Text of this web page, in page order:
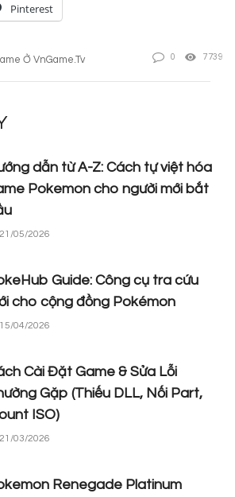
Pinterest
Ở VnGame.tv 0 7739
dẫn từ A-Z: Cách tự việt hóa
Pokemon cho người mới bắt
21/05/2026
Guide: Công cụ tra cứu
cho cộng đồng Pokémon
15/04/2026
Cài Đặt Game & Sửa Lỗi
Gặp (Thiếu DLL, Nối Part,
ISO)
21/03/2026
Renegade Platinum